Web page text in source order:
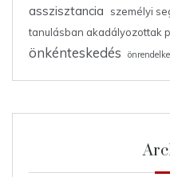
asszisztancia
személyi
tanulásban akadályozottak
önkénteskedés